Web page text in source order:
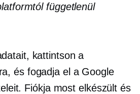
függetlenül
kattintson a
és fogadja el a Google
Fiókja most elkészült és